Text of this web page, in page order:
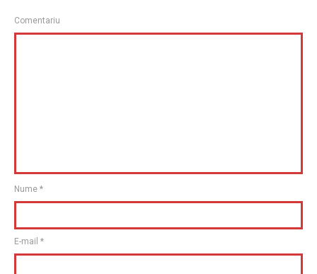
Comentariu
Nume *
E-mail *